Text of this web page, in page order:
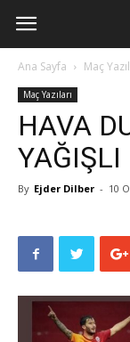
Ana Sayfa Maç
Maç Yazıları
HAVA
YAĞIŞLI
By Ejder Dilber - 10